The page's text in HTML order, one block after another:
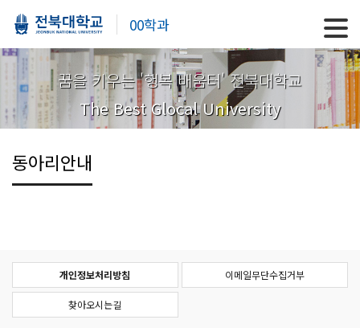
00학과
꿈을 키우는 '행복 배움터' 전북대학교
The Best Glocal University
동아리안내
개인정보처리방침 이메일무단수집거부
찾아오시는길